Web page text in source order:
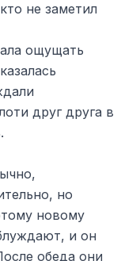
не заметил
ощущать
друг друга в
но
новому
и он
обеда они